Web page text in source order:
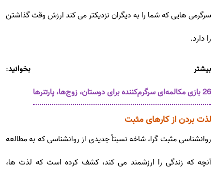
سرگرمی هایی که شما را به دیگران نزدیکتر می کند ارزش وقت گذاشتن
را دارد.
بیشتر بخوانید:
26 بازی مکالمه‌ای سرگرم‌کننده برای دوستان، زوج‌ها، پارتنرها
لذت بردن از کارهای مثبت
روانشناسی مثبت گرا، شاخه نسبتاً جدیدی از روانشناسی که به مطالعه
آنچه که زندگی را ارزشمند می کند، کشف کرده است که لذت ها،